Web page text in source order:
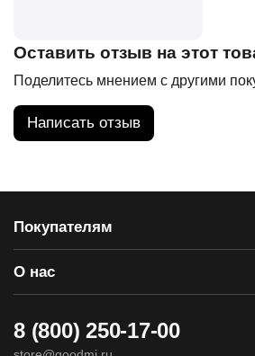
Оставить отзыв на этот
Поделитесь мнением с другими
Написать отзыв
Покупателям
О нас
8 (800) 250-17-00